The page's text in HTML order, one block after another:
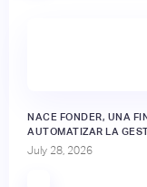
NACE FONDER, UNA
AUTOMATIZAR LA
July 28, 2026